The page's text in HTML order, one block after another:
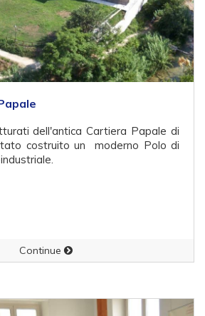
dell'antica Cartiera Papale di
costruito un moderno Polo di
Continue